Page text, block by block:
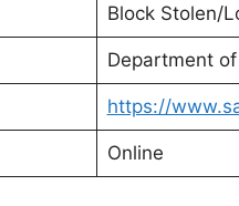
Block Stolen/
Department
https://
Online